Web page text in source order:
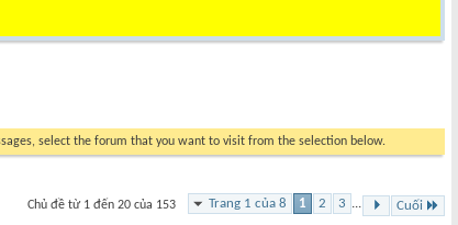
select the forum that you want to visit from the selection below.
Trang 1 của 8 1 2 3 ... Cuối
Chủ đề từ 1 đến 20 của 153